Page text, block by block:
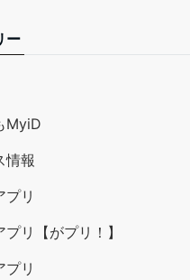
ー
MyiD
情報
プリ
リ【がプリ！】
プリ